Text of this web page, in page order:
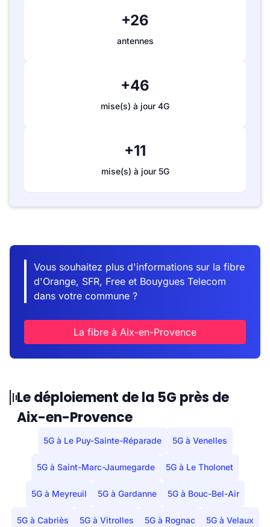
+26
antennes
+46
mise(s) à jour 4G
+11
mise(s) à jour 5G
Vous souhaitez plus d'informations sur la fibre
d'Orange, SFR, Free et Bouygues Telecom
dans votre commune ?
La fibre à Aix-en-Provence
Le déploiement de la 5G près de
Aix-en-Provence
5G à Le Puy-Sainte-Réparade 5G à Venelles
5G à Saint-Marc-Jaumegarde 5G à Le Tholonet
5G à Meyreuil 5G à Gardanne 5G à Bouc-Bel-Air
5G à Cabriès 5G à Vitrolles 5G à Rognac 5G à Velaux